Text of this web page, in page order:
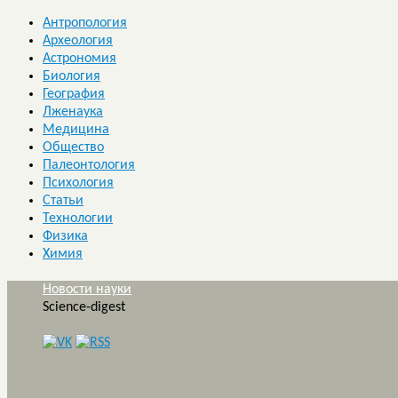
Антропология
Археология
Астрономия
Биология
География
Лженаука
Медицина
Общество
Палеонтология
Психология
Статьи
Технологии
Физика
Химия
Новости науки
Science-digest